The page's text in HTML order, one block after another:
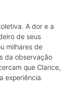
A dor e a
de seus
milhares de
da observação
que Clarice,
experiência.